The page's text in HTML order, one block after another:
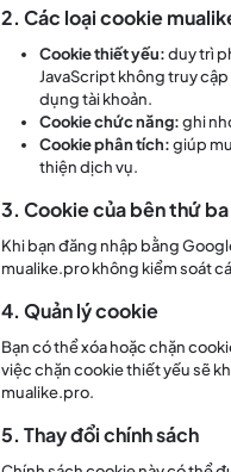
2. Các loại cookie
Cookie thiết yếu:duy trì
JavaScript không truy
dụng tài khoản.
Cookie chức năng:ghi
Cookie phân tích:giúp
thiện dịch vụ.
3. Cookie của bên thứ ba
Khi bạn đăng nhập bằng
mualike.pro không kiểm soát
4. Quản lý cookie
Bạn có thể xóa hoặc chặn
việc chặn cookie thiết yếu sẽ
mualike.pro.
5. Thay đổi chính sách